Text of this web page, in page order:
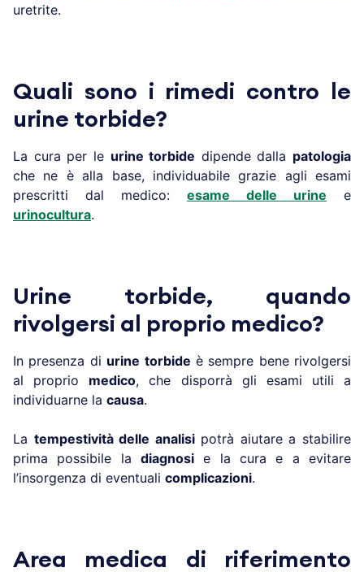
uretrite.
Quali sono i rimedi contro le
urine torbide?
La cura per le urine torbide dipende dalla patologia
che ne è alla base, individuabile grazie agli esami
prescritti dal medico: esame delle urine e
urinocultura.
Urine torbide, quando
rivolgersi al proprio medico?
In presenza di urine torbide è sempre bene rivolgersi
al proprio medico, che disporrà gli esami utili a
individuarne la causa.
La tempestività delle analisi potrà aiutare a stabilire
prima possibile la diagnosi e la cura e a evitare
l’insorgenza di eventuali complicazioni.
Area medica di riferimento